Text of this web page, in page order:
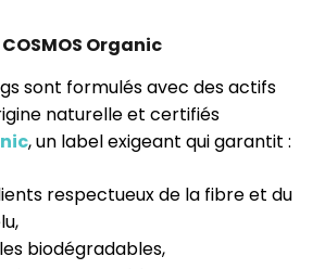
Organic
sont formulés avec des actifs
naturelle et certifiés
, un label exigeant qui garantit :
respectueux de la fibre et du
biodégradables,